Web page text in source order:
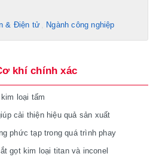
& Điện tử Ngành công nghiệp
khí chính xác
loại tấm
cải thiện hiệu quả sản xuất
phức tạp trong quá trình phay
gọt kim loại titan và inconel